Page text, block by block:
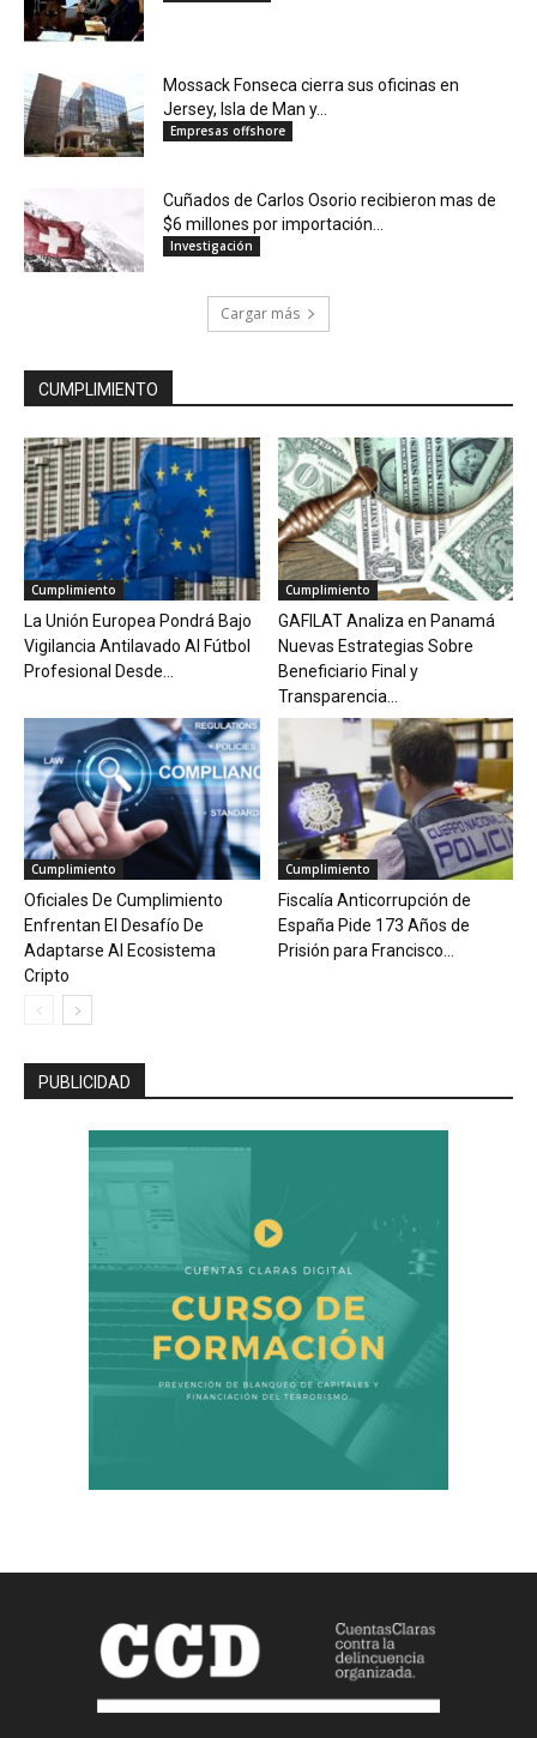
Mossack Fonseca cierra sus oficinas en
Jersey, Isla de Man y...
Empresas offshore
Cuñados de Carlos Osorio recibieron mas de
$6 millones por importación...
Investigación
Cargar más
CUMPLIMIENTO
Cumplimiento
La Unión Europea Pondrá Bajo
Vigilancia Antilavado Al Fútbol
Profesional Desde...
Cumplimiento
GAFILAT Analiza en Panamá
Nuevas Estrategias Sobre
Beneficiario Final y
Transparencia...
Cumplimiento
Oficiales De Cumplimiento
Enfrentan El Desafío De
Adaptarse Al Ecosistema
Cripto
Cumplimiento
Fiscalía Anticorrupción de
España Pide 173 Años de
Prisión para Francisco...
PUBLICIDAD